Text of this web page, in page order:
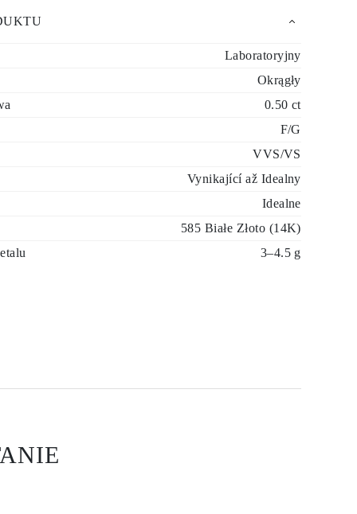
Laboratoryjny
Okrągły
0.50 ct
F/G
VVS/VS
Vynikající až Idealny
Idealne
585 Białe Złoto (14K)
3–4.5 g